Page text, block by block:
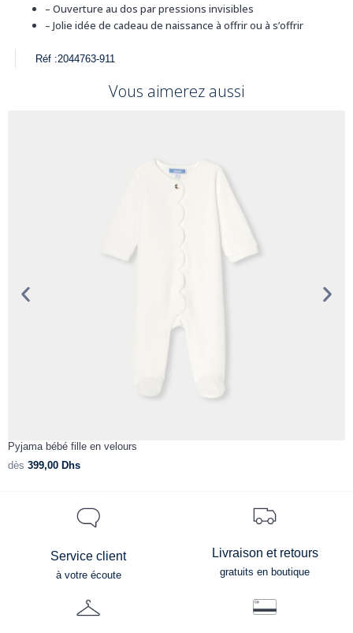
– Ouverture au dos par pressions invisibles
– Jolie idée de cadeau de naissance à offrir ou à s’offrir
Réf :2044763-911
Vous aimerez aussi
Pyjama bébé fille en velours
dès 399,00 Dhs
Service client
à votre écoute
Livraison et retours
gratuits en boutique